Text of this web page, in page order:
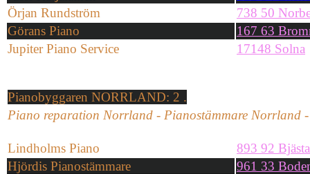
Örjan Rundström
738 50
Görans Piano
167 63
Jupiter Piano Service
17148 Solna
Pianobyggaren NORRLAND: 2 .
Piano reparation Norrland - Pianostämmare Norrland
Lindholms Piano
893 92 Bjästa
Hjördis Pianostämmare
961 33